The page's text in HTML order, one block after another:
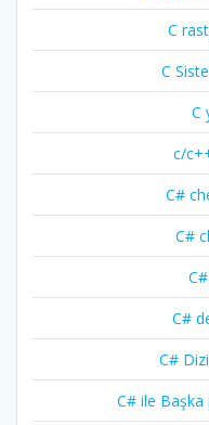
C
C
C
c/
C#
C#
C#
C#
C# ile